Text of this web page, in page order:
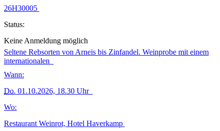
26H30005
Status:
Keine Anmeldung möglich
Seltene Rebsorten von Arneis bis Zinfandel. Weinprobe mit einem
internationalen
Wann:
Do. 01.10.2026, 18.30 Uhr
Wo:
Restaurant Weinrot, Hotel Haverkamp